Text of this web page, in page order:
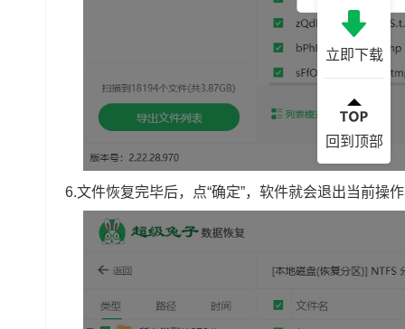
6.文件恢复完毕后，点“确定”，软件就会退出当前操
立即下载
回到顶部